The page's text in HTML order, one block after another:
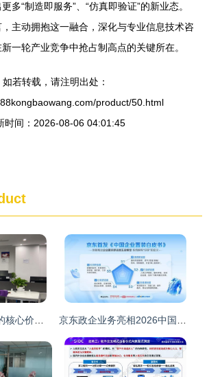
多“制造即服务”、“仿真即验证”的新业态。
主动拥抱这一融合，深化与专业信息技术咨
一轮产业竞争中抢占制高点的关键所在。
如若转载，请注明出处：
product/50.html
时间：2026-08-06 04:01:45